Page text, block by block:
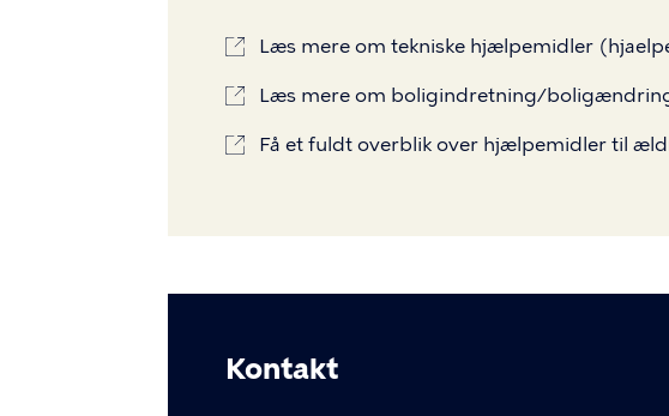
Læs mere om tekniske hjælpemidler
Læs mere om boligindretning/
Få et fuldt overblik over hjælpemidler til
Kontakt